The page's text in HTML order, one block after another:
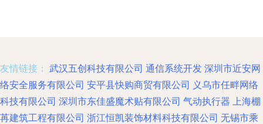
友情链接： 武汉五创科技有限公司 通信系统开发 深圳市近安网
络安全服务有限公司 安平县快购商贸有限公司 义乌市任畔网络
科技有限公司 深圳市东佳盛魔术贴有限公司 气动执行器 上海棚
苒建筑工程有限公司 浙江恒凯装饰材料科技有限公司 无锡市乘